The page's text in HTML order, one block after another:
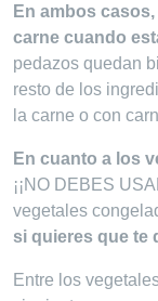
En ambos
carne cuando
pedazos quedan
resto de los
la carne o con
En cuanto a los
¡¡NO DEBES
vegetales
si quieres que te
Entre los